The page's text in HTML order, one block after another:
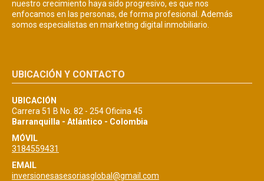
nuestro crecimiento haya sido progresivo, es que nos
enfocamos en las personas, de forma profesional. Además
somos especialistas en marketing digital inmobiliario.
UBICACIÓN Y CONTACTO
UBICACIÓN
Carrera 51 B No. 82 - 254 Oficina 45
Barranquilla - Atlántico - Colombia
MÓVIL
3184559431
EMAIL
inversionesasesoriasglobal@gmail.com